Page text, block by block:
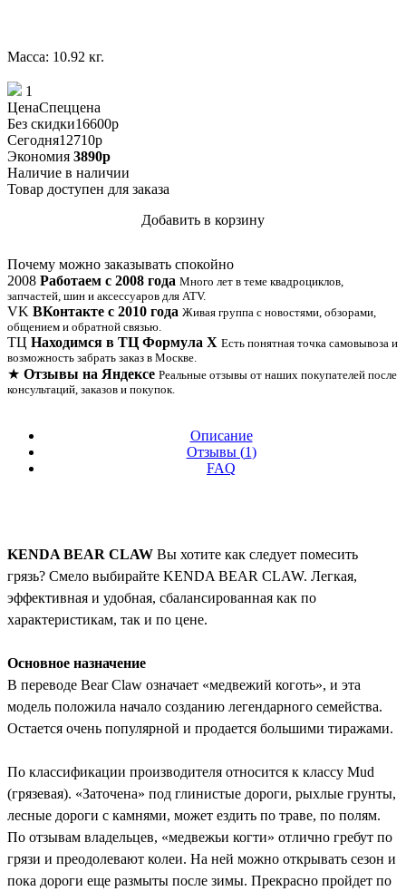
Масса: 10.92 кг.
1
ЦенаСпеццена
Без скидки16600p
Сегодня12710p
Экономия 3890p
Наличие в наличии
Товар доступен для заказа
Добавить в корзину
Почему можно заказывать спокойно
2008 Работаем с 2008 года Много лет в теме квадроциклов,
запчастей, шин и аксессуаров для ATV.
VK ВКонтакте с 2010 года Живая группа с новостями, обзорами,
общением и обратной связью.
ТЦ Находимся в ТЦ Формула Х Есть понятная точка самовывоза и
возможность забрать заказ в Москве.
★ Отзывы на Яндексе Реальные отзывы от наших покупателей после
консультаций, заказов и покупок.
Описание
Отзывы (1)
FAQ
KENDA BEAR CLAW Вы хотите как следует помесить
грязь? Смело выбирайте KENDA BEAR CLAW. Легкая,
эффективная и удобная, сбалансированная как по
характеристикам, так и по цене.
Основное назначение
В переводе Bear Claw означает «медвежий коготь», и эта
модель положила начало созданию легендарного семейства.
Остается очень популярной и продается большими тиражами.
По классификации производителя относится к классу Mud
(грязевая). «Заточена» под глинистые дороги, рыхлые грунты,
лесные дороги с камнями, может ездить по траве, по полям.
По отзывам владельцев, «медвежьи когти» отлично гребут по
грязи и преодолевают колеи. На ней можно открывать сезон и
пока дороги еще размыты после зимы. Прекрасно пройдет по